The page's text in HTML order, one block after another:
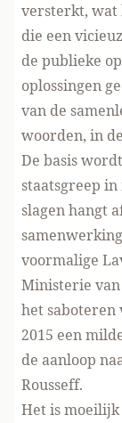
versterkt, wat
die een
de publieke
oplossingen
van de
woorden, in
De basis
staatsgreep
slagen hangt
voormalige
Ministerie
het saboteren
2015 een
de aanloop
Rousseff.
Het is